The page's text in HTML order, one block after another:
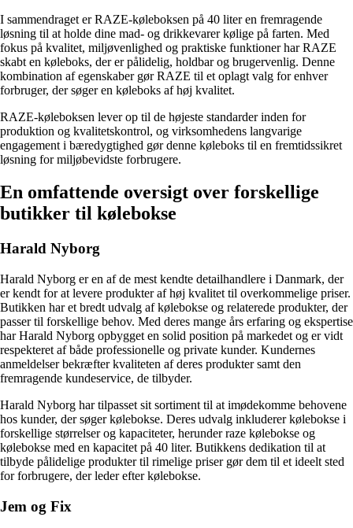
I sammendraget er RAZE-køleboksen på 40 liter en fremragende
løsning til at holde dine mad- og drikkevarer kølige på farten. Med
fokus på kvalitet, miljøvenlighed og praktiske funktioner har RAZE
skabt en køleboks, der er pålidelig, holdbar og brugervenlig. Denne
kombination af egenskaber gør RAZE til et oplagt valg for enhver
forbruger, der søger en køleboks af høj kvalitet.
RAZE-køleboksen lever op til de højeste standarder inden for
produktion og kvalitetskontrol, og virksomhedens langvarige
engagement i bæredygtighed gør denne køleboks til en fremtidssikret
løsning for miljøbevidste forbrugere.
En omfattende oversigt over forskellige
butikker til kølebokse
Harald Nyborg
Harald Nyborg er en af de mest kendte detailhandlere i Danmark, der
er kendt for at levere produkter af høj kvalitet til overkommelige priser.
Butikken har et bredt udvalg af kølebokse og relaterede produkter, der
passer til forskellige behov. Med deres mange års erfaring og ekspertise
har Harald Nyborg opbygget en solid position på markedet og er vidt
respekteret af både professionelle og private kunder. Kundernes
anmeldelser bekræfter kvaliteten af deres produkter samt den
fremragende kundeservice, de tilbyder.
Harald Nyborg har tilpasset sit sortiment til at imødekomme behovene
hos kunder, der søger kølebokse. Deres udvalg inkluderer kølebokse i
forskellige størrelser og kapaciteter, herunder raze kølebokse og
kølebokse med en kapacitet på 40 liter. Butikkens dedikation til at
tilbyde pålidelige produkter til rimelige priser gør dem til et ideelt sted
for forbrugere, der leder efter kølebokse.
Jem og Fix